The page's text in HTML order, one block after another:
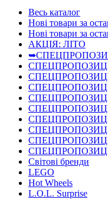
Весь каталог
Нові товари за
Нові товари за
АКЦІЯ: ЛІТО
Світові бренди
LEGO
Hot Wheels
L.O.L. Surprise